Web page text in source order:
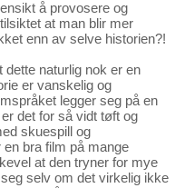
å provosere og
at man blir mer
enn av selve historien?!
naturlig nok er en
er vanskelig og
legger seg på en
det for så vidt tøft og
skuespill og
en bra film på mange
at den tryner for mye
selv om det virkelig ikke